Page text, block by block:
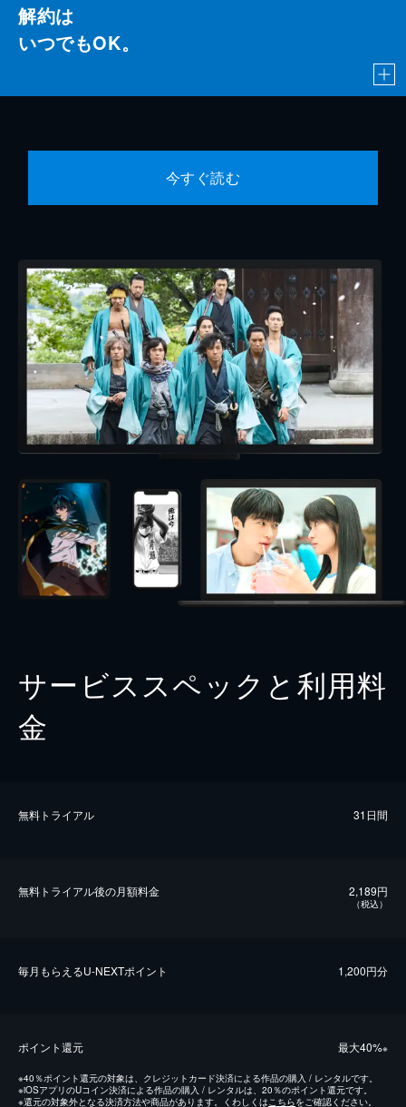
解約は
いつでもOK。
今すぐ読む
サービススペックと利用料
金
無料トライアル 31日間
無料トライアル後の⽉額料金 2,189円
（税込）
毎⽉もらえるU-NEXTポイント 1,200円分
ポイント還元 最⼤40%※
※40％ポイント還元の対象は、クレジットカード決済による作品の購入 / レンタルです。
※iOSアプリのUコイン決済による作品の購入 / レンタルは、20％のポイント還元です。
※還元の対象外となる決済方法や商品があります。くわしくは こちらをご確認ください。